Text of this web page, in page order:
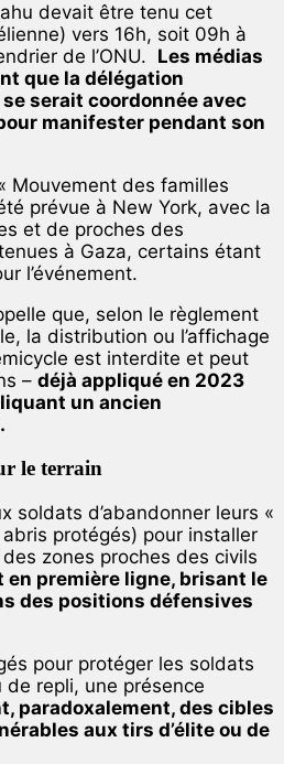
devait être tenu cet
vers 16h, soit 09h à
de l’ONU. Les médias
que la délégation
se serait coordonnée avec
manifester pendant son
Mouvement des familles
prévue à New York, avec la
et de proches des
à Gaza, certains étant
l’événement.
que, selon le règlement
la distribution ou l’affichage
est interdite et peut
– déjà appliqué en 2023
un ancien
le terrain
soldats d’abandonner leurs «
protégés) pour installer
zones proches des civils
en première ligne, brisant le
des positions défensives
pour protéger les soldats
repli, une présence
paradoxalement, des cibles
aux tirs d’élite ou de